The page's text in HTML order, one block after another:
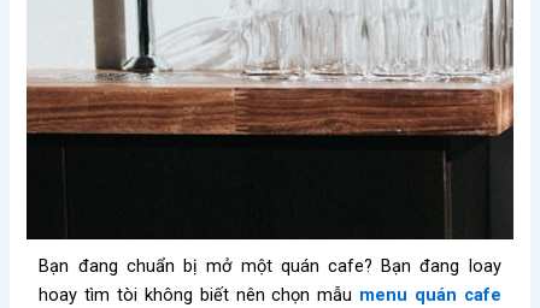
Bạn đang chuẩn bị mở một quán cafe? Bạn đang loay
hoay tìm tòi không biết nên chọn mẫu menu quán cafe